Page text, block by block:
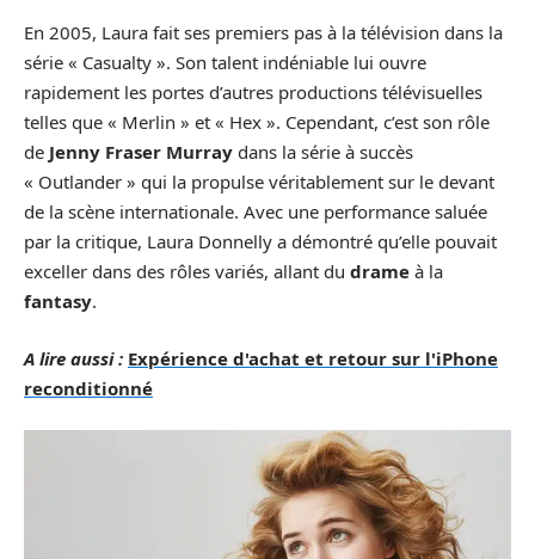
En 2005, Laura fait ses premiers pas à la télévision dans la
série « Casualty ». Son talent indéniable lui ouvre
rapidement les portes d’autres productions télévisuelles
telles que « Merlin » et « Hex ». Cependant, c’est son rôle
de Jenny Fraser Murray dans la série à succès
« Outlander » qui la propulse véritablement sur le devant
de la scène internationale. Avec une performance saluée
par la critique, Laura Donnelly a démontré qu’elle pouvait
exceller dans des rôles variés, allant du drame à la
fantasy.
A lire aussi : Expérience d'achat et retour sur l'iPhone
reconditionné